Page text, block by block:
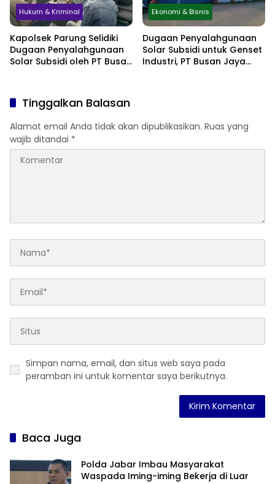
Hukum & Kriminal
Kapolsek Parung Selidiki
Dugaan Penyalahgunaan
Solar Subsidi oleh PT Busan
Ekonomi & Bisnis
Dugaan Penyalahgunaan
Solar Subsidi untuk Genset
Industri, PT Busan Jaya
Tinggalkan Balasan
Alamat email Anda tidak akan dipublikasikan. Ruas yang
wajib ditandai *
Simpan nama, email, dan situs web saya pada
peramban ini untuk komentar saya berikutnya.
Baca Juga
Polda Jabar Imbau Masyarakat
Waspada Iming-iming Bekerja di Luar